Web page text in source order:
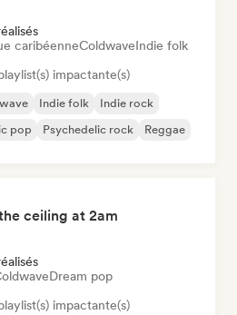
caribéenneColdwaveIndie folk
impactante(s)
Indie folk
Indie rock
pop Psychedelic rock Reggae
ceiling at 2am
Dream pop
impactante(s)